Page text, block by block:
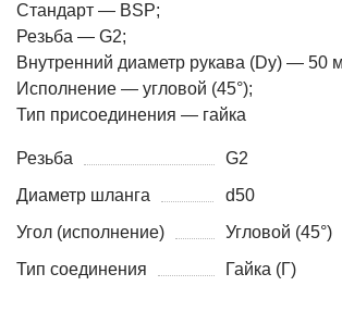
Стандарт — BSP;
Резьба — G2;
Внутренний диаметр рукава (Dy) — 50
Исполнение — угловой (45°);
Тип присоединения — гайка
Резьба
G2
Диаметр шланга
d50
Угол (исполнение)
Угловой (45°)
Тип соединения
Гайка (Г)